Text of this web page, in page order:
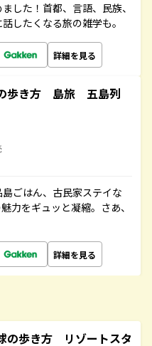
した！首都、言語、民族、
したくなる旅の雑学も。
詳細を見る
歩き方 島旅 五島列
ごはん、古民家ステイな
力をギュッと凝縮。さあ、
詳細を見る
の歩き方 リゾートスタ